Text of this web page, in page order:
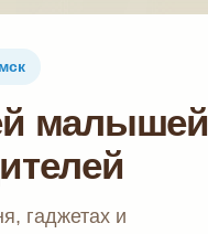
малышей
гаджетах и